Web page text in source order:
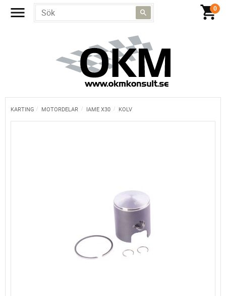
KARTING MOTORDELAR IAME X30 KOLV